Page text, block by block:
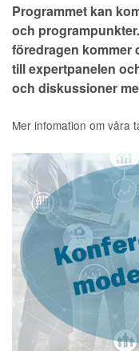
Programmet kan
och
föredragen kommer
till expertpanelen
och diskussioner
Mer infomation om våra